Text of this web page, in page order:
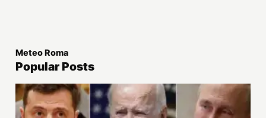
Meteo Roma
Popular Posts